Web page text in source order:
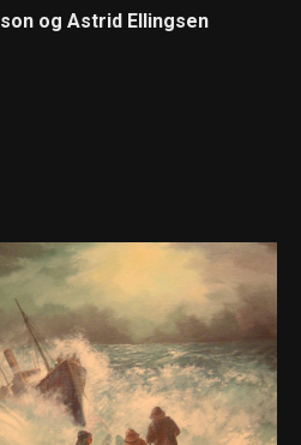
og Astrid Ellingsen